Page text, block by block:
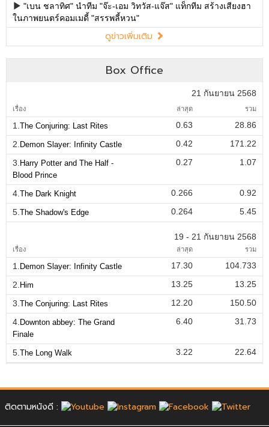
"เบน ชลาทิศ" นำทีม "จ๊ะ-เอม วิทวัส-แจ๊ส" แท็กทีม สร้างเสียงฮา
ในภาพยนตร์คอมเมดี้ "สรรพลี้หวน"
ดูข่าวเพิ่มเติม
Box Office
21 กันยายน 2568
เรื่อง ล่าสุด รวม
1. The Conjuring: Last Rites 0.63
28.86
2. Demon Slayer: Infinity Castle 0.42
171.22
3. Harry Potter and The Half -
Blood Prince
0.27 1.07
4. The Dark Knight 0.266
0.92
5. The Shadow's Edge 0.264 5.45
19 - 21 กันยายน 2568
เรื่อง ล่าสุด รวม
1. Demon Slayer: Infinity Castle 17.30
104.733
2. Him 13.25
13.25
3. The Conjuring: Last Rites 12.20
150.50
4. Downton abbey: The Grand
Finale
6.40 31.73
5. The Long Walk 3.22 22.64
ติดตามหนังดี :